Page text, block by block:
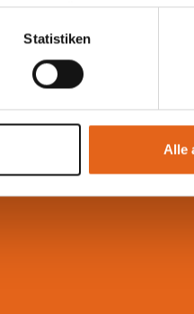
die Übermittlung Ihrer
geeignete
weiterhin nutzen.
Statistiken
Alle